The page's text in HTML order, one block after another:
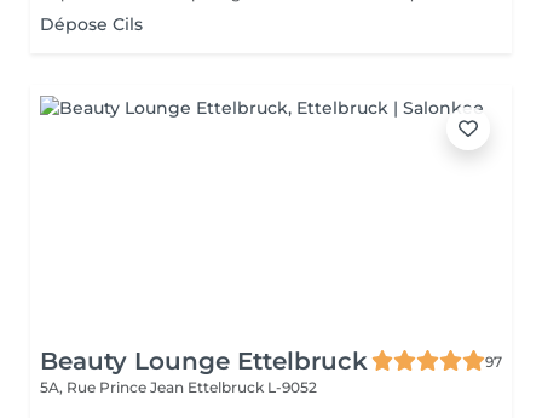
Dépose Cils
Beauty Lounge Ettelbruck
97
5A, Rue Prince Jean Ettelbruck L-9052